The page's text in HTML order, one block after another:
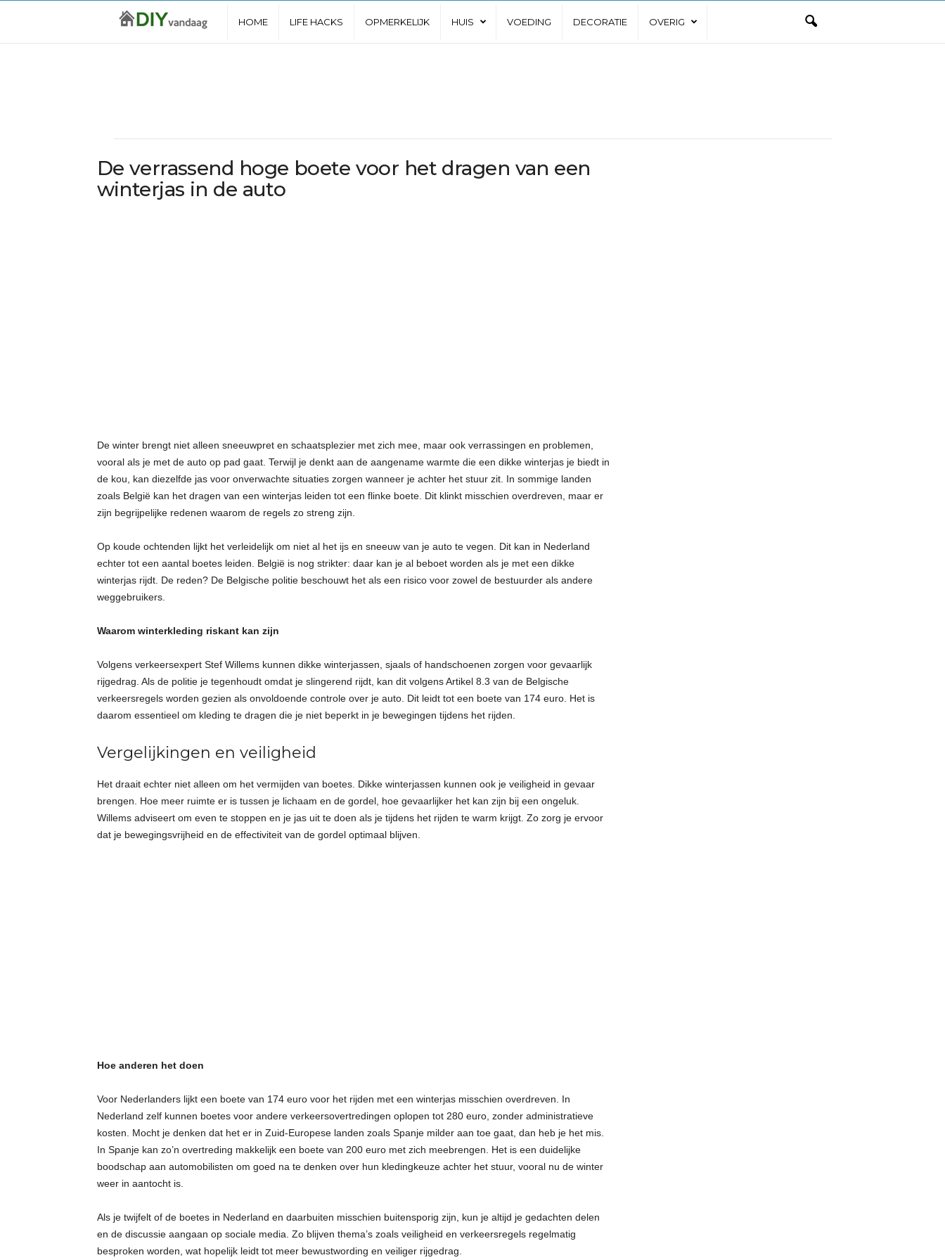
a
n
HOME LIFE HACKS OPMERKELIJK HUIS VOEDING DECORATIE OVERIG
De verrassend hoge boete voor het dragen van een
winterjas in de auto
De winter brengt niet alleen sneeuwpret en schaatsplezier met zich mee, maar ook verrassingen en problemen,
vooral als je met de auto op pad gaat. Terwijl je denkt aan de aangename warmte die een dikke winterjas je biedt in
de kou, kan diezelfde jas voor onverwachte situaties zorgen wanneer je achter het stuur zit. In sommige landen
zoals België kan het dragen van een winterjas leiden tot een flinke boete. Dit klinkt misschien overdreven, maar er
zijn begrijpelijke redenen waarom de regels zo streng zijn.
Op koude ochtenden lijkt het verleidelijk om niet al het ijs en sneeuw van je auto te vegen. Dit kan in Nederland
echter tot een aantal boetes leiden. België is nog strikter: daar kan je al beboet worden als je met een dikke
winterjas rijdt. De reden? De Belgische politie beschouwt het als een risico voor zowel de bestuurder als andere
weggebruikers.
Waarom winterkleding riskant kan zijn
Volgens verkeersexpert Stef Willems kunnen dikke winterjassen, sjaals of handschoenen zorgen voor gevaarlijk
rijgedrag. Als de politie je tegenhoudt omdat je slingerend rijdt, kan dit volgens Artikel 8.3 van de Belgische
verkeersregels worden gezien als onvoldoende controle over je auto. Dit leidt tot een boete van 174 euro. Het is
daarom essentieel om kleding te dragen die je niet beperkt in je bewegingen tijdens het rijden.
Vergelijkingen en veiligheid
Het draait echter niet alleen om het vermijden van boetes. Dikke winterjassen kunnen ook je veiligheid in gevaar
brengen. Hoe meer ruimte er is tussen je lichaam en de gordel, hoe gevaarlijker het kan zijn bij een ongeluk.
Willems adviseert om even te stoppen en je jas uit te doen als je tijdens het rijden te warm krijgt. Zo zorg je ervoor
dat je bewegingsvrijheid en de effectiviteit van de gordel optimaal blijven.
Hoe anderen het doen
Voor Nederlanders lijkt een boete van 174 euro voor het rijden met een winterjas misschien overdreven. In
Nederland zelf kunnen boetes voor andere verkeersovertredingen oplopen tot 280 euro, zonder administratieve
kosten. Mocht je denken dat het er in Zuid-Europese landen zoals Spanje milder aan toe gaat, dan heb je het mis.
In Spanje kan zo’n overtreding makkelijk een boete van 200 euro met zich meebrengen. Het is een duidelijke
boodschap aan automobilisten om goed na te denken over hun kledingkeuze achter het stuur, vooral nu de winter
weer in aantocht is.
Als je twijfelt of de boetes in Nederland en daarbuiten misschien buitensporig zijn, kun je altijd je gedachten delen
en de discussie aangaan op sociale media. Zo blijven thema’s zoals veiligheid en verkeersregels regelmatig
besproken worden, wat hopelijk leidt tot meer bewustwording en veiliger rijgedrag.